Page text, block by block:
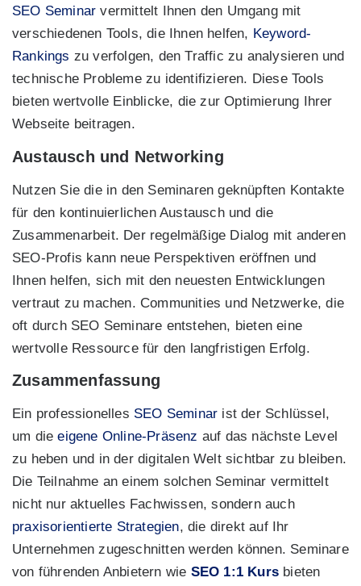
SEO Seminar vermittelt Ihnen den Umgang mit
verschiedenen Tools, die Ihnen helfen, Keyword-
Rankings zu verfolgen, den Traffic zu analysieren und
technische Probleme zu identifizieren. Diese Tools
bieten wertvolle Einblicke, die zur Optimierung Ihrer
Webseite beitragen.
Austausch und Networking
Nutzen Sie die in den Seminaren geknüpften Kontakte
für den kontinuierlichen Austausch und die
Zusammenarbeit. Der regelmäßige Dialog mit anderen
SEO-Profis kann neue Perspektiven eröffnen und
Ihnen helfen, sich mit den neuesten Entwicklungen
vertraut zu machen. Communities und Netzwerke, die
oft durch SEO Seminare entstehen, bieten eine
wertvolle Ressource für den langfristigen Erfolg.
Zusammenfassung
Ein professionelles SEO Seminar ist der Schlüssel,
um dieeigene Online-Präsenz auf das nächste Level
zu heben und in der digitalen Welt sichtbar zu bleiben.
Die Teilnahme an einem solchen Seminar vermittelt
nicht nur aktuelles Fachwissen, sondern auch
praxisorientierte Strategien, die direkt auf Ihr
Unternehmen zugeschnitten werden können. Seminare
von führenden Anbietern wie SEO 1:1 Kurs bieten